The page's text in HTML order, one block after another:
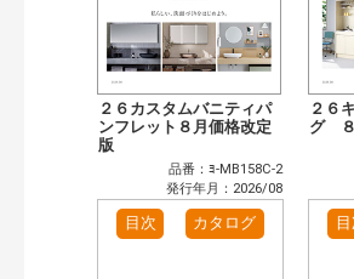
２６カスタムバニティパ
ンフレット８月価格改定
版
品番：ﾖ-MB158C-2
発行年月：2026/08
目次 カタログ
２６
グ ８